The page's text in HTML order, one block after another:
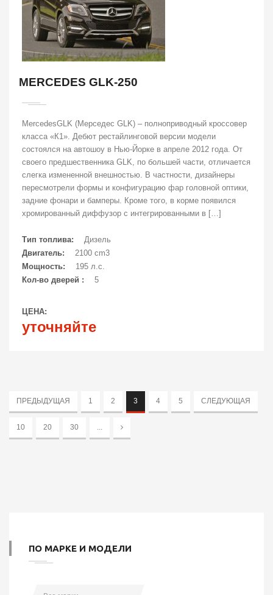
MERCEDES GLK-250
MercedesGLK (Мерседес GLK) – полноприводный кроссовер
класса «К1». Дебют рестайлинговой версии модели
состоялся на автошоу в Нью-Йорке в апреле 2012 года. От
своего предшественника GLK, по большей части, отличается
слегка измененной внешностью. В частности, дизайнеры
пересмотрели формы и конфигурацию фар головной оптики,
задние фонари и бамперы. Кроме того, в корме появился
хромированный диффузор с интегрированными в […]
Тип топлива:
Дизель
Двигатель:
2100 cm3
Мощность:
195 л.с.
Кол-во дверей :
5
ЦЕНА:
уточняйте
ПРЕДЫДУЩАЯ 1 2 3 4 5 СЛЕДУЮЩАЯ
10 20 30 ...
ПО МАРКЕ И МОДЕЛИ